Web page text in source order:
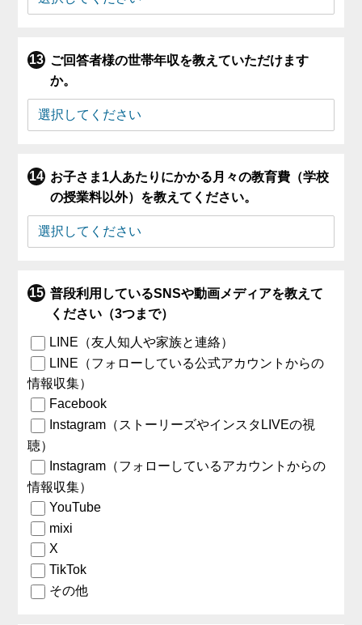
ご回答者様の世帯年収を教えていただけます
か。
お子さま1人あたりにかかる月々の教育費（学校
の授業料以外）を教えてください。
普段利用しているSNSや動画メディアを教えて
ください（3つまで）
LINE（友人知人や家族と連絡）
LINE（フォローしている公式アカウントからの
情報収集）
Facebook
Instagram（ストーリーズやインスタLIVEの視
聴）
Instagram（フォローしているアカウントからの
情報収集）
YouTube
mixi
X
TikTok
その他